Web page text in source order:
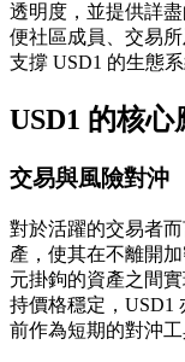
透明度，並提供詳
便社區成員、交易
支撐 USD1 的生態系
USD1 的核
交易與風險對沖
對於活躍的交易者
產，使其在不離開
元掛鉤的資產之間
持價格穩定，USD1
前作為短期的對沖